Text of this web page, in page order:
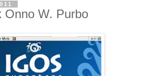
Onno W. Purbo